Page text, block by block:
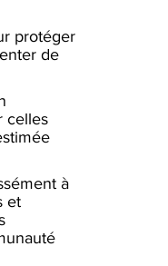
protéger
de
celles
à
et